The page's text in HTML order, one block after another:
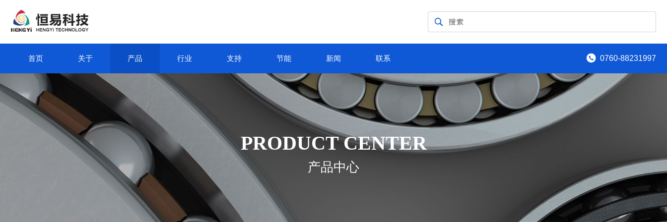
0760-88231997
首页 关于 产品 行业 支持 节能 新闻 联系
PRODUCT CENTER
产品中心